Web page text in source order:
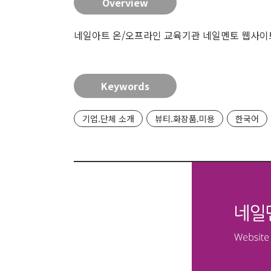
네일아트 온/오프라인 교육기관 네일멘토 웹사
Keywords
기업.단체 소개 뷰티.화장품.미용 한국어